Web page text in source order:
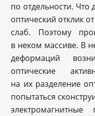
по отдельности. Что
оптический отклик
слаб. Поэтому
в неком массиве. В
деформаций
оптические
на их разделение
попытаться